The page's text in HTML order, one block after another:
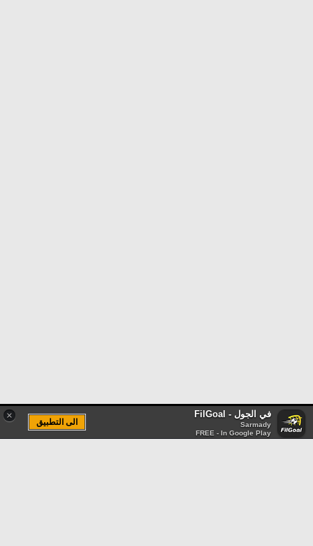
× في الجول - FilGoal
Sarmady
FREE - In Google Play
الى التطبيق